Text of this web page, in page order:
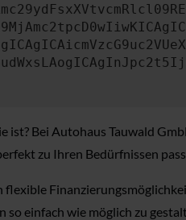
ist? Bei Autohaus Tauwald
zu Ihren Bedürfnissen
so einfach wie möglich zu